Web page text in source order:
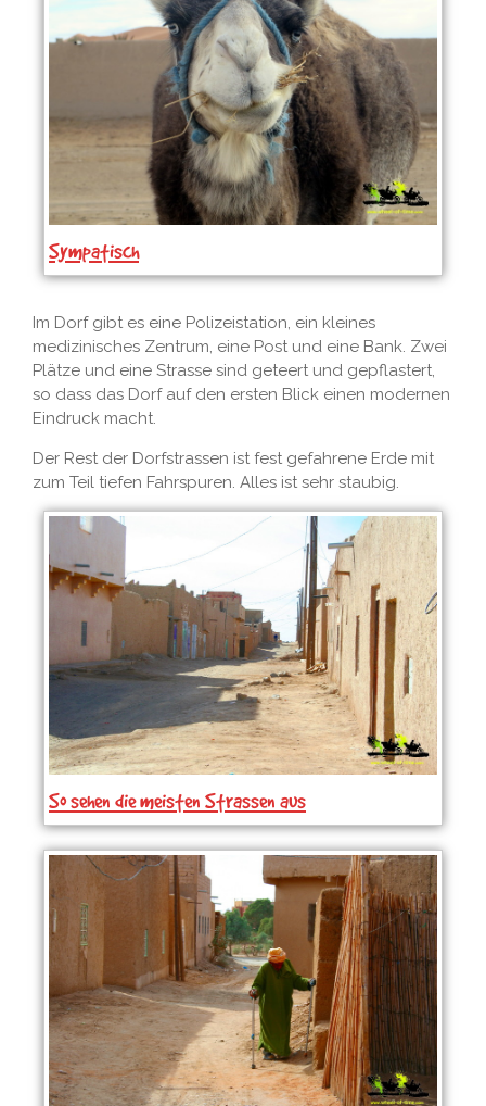
Sympatisch
Im Dorf gibt es eine Polizeistation, ein kleines
medizinisches Zentrum, eine Post und eine Bank. Zwei
Plätze und eine Strasse sind geteert und gepflastert,
so dass das Dorf auf den ersten Blick einen modernen
Eindruck macht.
Der Rest der Dorfstrassen ist fest gefahrene Erde mit
zum Teil tiefen Fahrspuren. Alles ist sehr staubig.
So sehen die meisten Strassen aus